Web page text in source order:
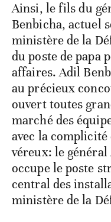
Ainsi, le fils du
Benbicha, actuel
ministère de la
du poste de papa
affaires. Adil
au précieux
ouvert toutes
marché des
avec la complicité
véreux: le
occupe le poste
central des
ministère de la